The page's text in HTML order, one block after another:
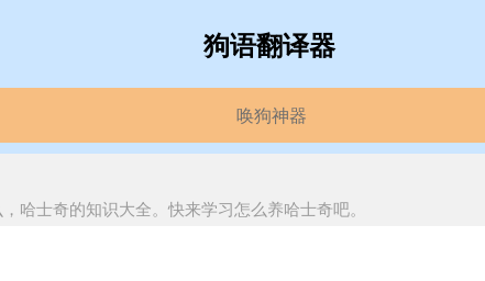
狗语翻译器
唤狗神器
哈士奇的知识大全。快来学习怎么养哈士奇吧。